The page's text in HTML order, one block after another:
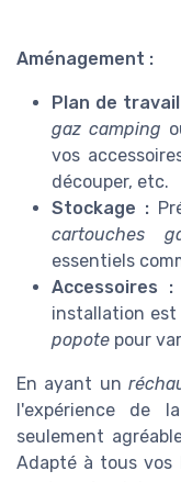
Aménagement :
Plan de
gaz camping
vos
découper, etc.
Stockage :
cartouches
essentiels
Accessoires :
installation est
popote pour
En ayant un
l'expérience de
seulement
Adapté à tous vos